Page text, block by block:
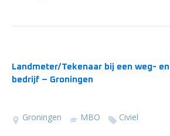
Landmeter/Tekenaar bij een weg-
bedrijf – Groningen
Groningen MBO Civiel